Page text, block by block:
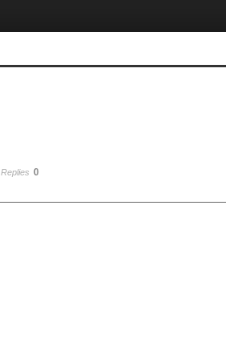
Replies 0